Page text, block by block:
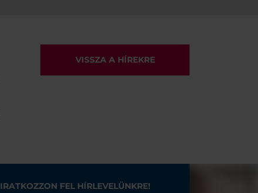
VISSZA A HÍREKRE
IRATKOZZON FEL HÍRLEVELÜNKRE!